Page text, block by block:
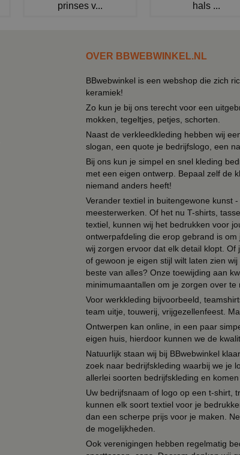
prinses v...
hals ...
OVER BBWEBWINKEL.NL
BBwebwinkel is een webshop die zich
keramiek!
Zo kun je bij ons terecht voor een
mokken, tegeltjes, petjes, schorten.
Naast de verkleedkleding hebben wij
slogan, een quote je bedrijfslogo, een
Bij ons kun je simpel en snel kleding
met een eigen ontwerp. Bepaal zelf de
niemand anders heeft!
Verander textiel in buitengewone kunst
meesterwerken. Of het nu T-shirts,
textiel, kunnen wij het bedrukken voor
ontwerpafdeling die erop gebrand is
wij zorgen ervoor dat elk detail klopt.
of gewoon je eigen stijl wilt laten zien
beste van alles? Onze toewijding aan
minimumaantallen om je zorgen over
Voor werkkleding bijvoorbeeld,
team uitje, touwerij, vrijgezellenfeest.
Ontwerpen kan online, in een paar
eigen huis, hierdoor kunnen we de
Natuurlijk staan wij bij BBwebwinkel
zoek naar bedrijfskleding waarbij we je
allerlei soorten bedrijfskleding en
Uw bedrijfsnaam of logo op een t-shirt,
kunnen elk soort textiel voor je
dan een scherpe prijs voor je maken.
de mogelijkheden.
Ook verenigingen hebben regelmatig